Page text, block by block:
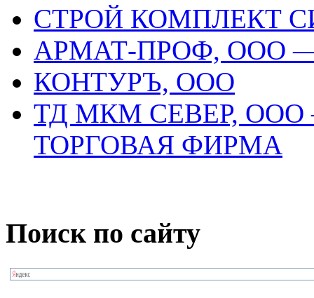
СТРОЙ КОМПЛЕКТ
АРМАТ-ПРОФ, ООО
КОНТУРЪ, ООО
ТД МКМ СЕВЕР,
ТОРГОВАЯ ФИРМА
Поиск по сайту